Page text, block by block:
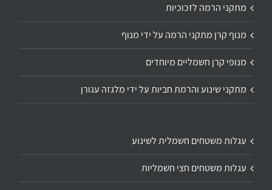
מתקני הרמה לזכוכיות
מנוף קרן מתקני הרמה על ידי מנוף
מנופי קרן חשמליים מיוחדים
מתקני שינוע והרמת חביות על ידי מלגזה עגורן
עגלות משטחים חשמלית לשינוע
עגלות משטחים חצי חשמליות